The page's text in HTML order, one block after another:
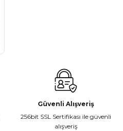
Güvenli Alışveriş
256bit SSL Sertifikası ile güvenli
alışveriş